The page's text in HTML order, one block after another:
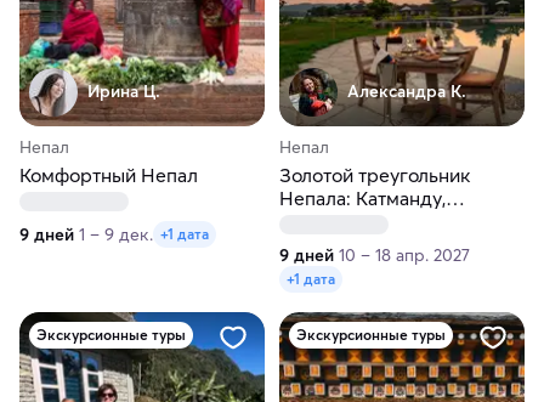
Ирина Ц.
Непал
Комфортный Непал
9 дней 1 – 9 дек. +1 дата
Александра К.
Непал
Золотой треугольник
Непала: Катманду,
отели 5*
9 дней 10 – 18 апр. 2027
+1 дата
Экскурсионные туры Экскурсионные туры